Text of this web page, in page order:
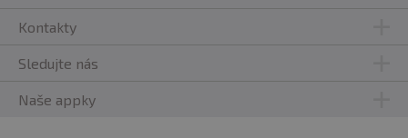
Kontakty
Sledujte nás
Naše appky